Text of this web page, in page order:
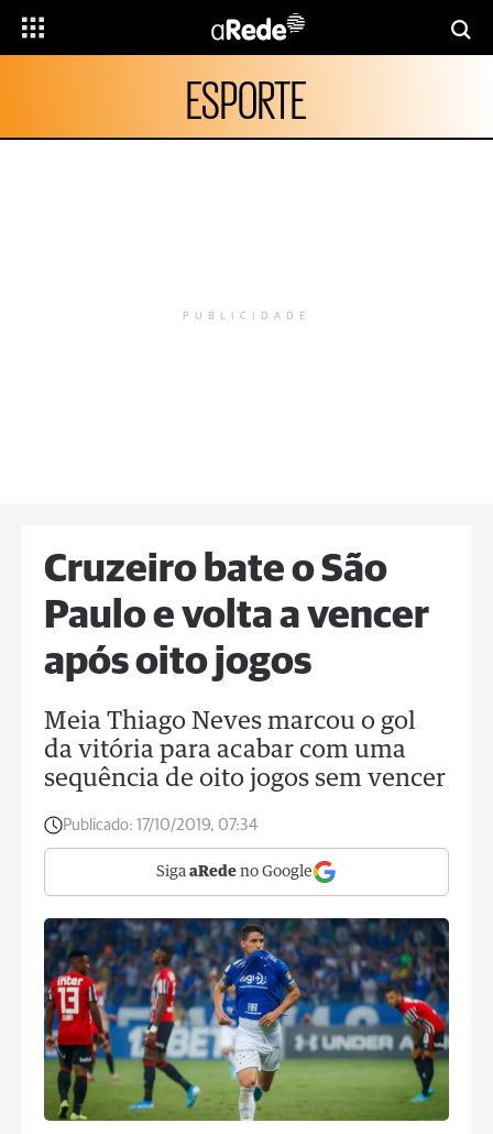
ESPORTE
PUBLICIDADE
Cruzeiro bate o São
Paulo e volta a vencer
após oito jogos
Meia Thiago Neves marcou o gol
da vitória para acabar com uma
sequência de oito jogos sem vencer
Publicado: 17/10/2019, 07:34
Siga aRede no Google